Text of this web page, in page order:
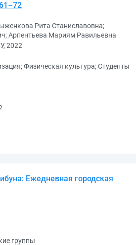
Рита Станиславовна;
Арпентьева Мариям Равильевна
2022
Физическая культура; Студенты
Ежедневная городская
группы